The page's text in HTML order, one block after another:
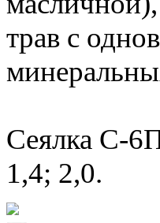
трав с
Сеялка С-
1,4; 2,0.